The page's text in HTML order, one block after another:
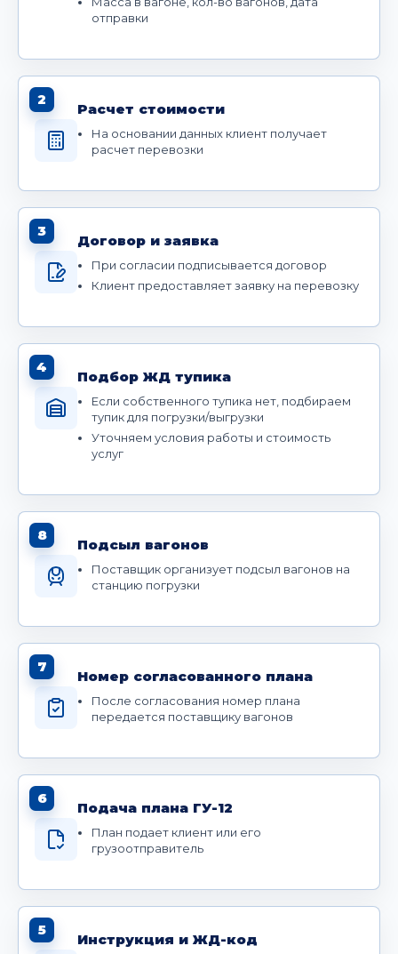
отправки
2
Расчет стоимости
На основании данных клиент получает
расчет перевозки
3
Договор и заявка
При согласии подписывается договор
Клиент предоставляет заявку на перевозку
4
Подбор ЖД тупика
Если собственного тупика нет, подбираем
тупик для погрузки/выгрузки
Уточняем условия работы и стоимость
услуг
8
Подсыл вагонов
Поставщик организует подсыл вагонов на
станцию погрузки
7
Номер согласованного плана
После согласования номер плана
передается поставщику вагонов
6
Подача плана ГУ-12
План подает клиент или его
грузоотправитель
5
Инструкция и ЖД-код